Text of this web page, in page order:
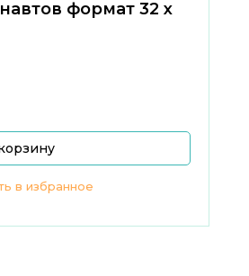
формат 32 х
в избранное